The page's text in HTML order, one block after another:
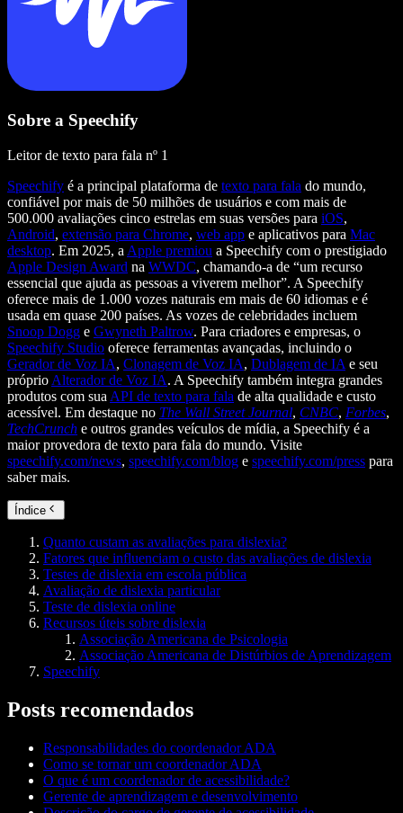
Sobre a Speechify
Leitor de texto para fala nº 1
Speechify é a principal plataforma de texto para fala do mundo,
confiável por mais de 50 milhões de usuários e com mais de
500.000 avaliações cinco estrelas em suas versões para iOS,
Android, extensão para Chrome, web app e aplicativos para Mac
desktop. Em 2025, a Apple premiou a Speechify com o prestigiado
Apple Design Award na WWDC, chamando-a de “um recurso
essencial que ajuda as pessoas a viverem melhor”. A Speechify
oferece mais de 1.000 vozes naturais em mais de 60 idiomas e é
usada em quase 200 países. As vozes de celebridades incluem
Snoop Dogg e Gwyneth Paltrow. Para criadores e empresas, o
Speechify Studio oferece ferramentas avançadas, incluindo o
Gerador de Voz IA, Clonagem de Voz IA, Dublagem de IA e seu
próprio Alterador de Voz IA. A Speechify também integra grandes
produtos com sua API de texto para fala de alta qualidade e custo
acessível. Em destaque no The Wall Street Journal, CNBC, Forbes,
TechCrunch e outros grandes veículos de mídia, a Speechify é a
maior provedora de texto para fala do mundo. Visite
speechify.com/news, speechify.com/blog e speechify.com/press para
saber mais.
Índice
Quanto custam as avaliações para dislexia?
Fatores que influenciam o custo das avaliações de dislexia
Testes de dislexia em escola pública
Avaliação de dislexia particular
Teste de dislexia online
Recursos úteis sobre dislexia
Associação Americana de Psicologia
Associação Americana de Distúrbios de Aprendizagem
Speechify
Posts recomendados
Responsabilidades do coordenador ADA
Como se tornar um coordenador ADA
O que é um coordenador de acessibilidade?
Gerente de aprendizagem e desenvolvimento